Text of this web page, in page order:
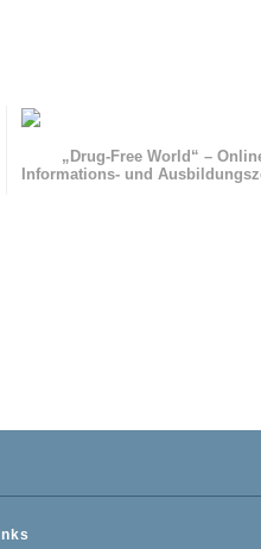
„Drug-Free World“ –
Informations- und